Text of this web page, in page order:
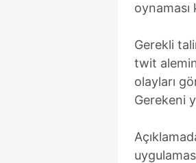
oynaması
Gerekli
twit
olayları
Gerekeni